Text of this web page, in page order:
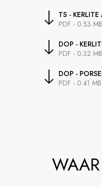
TS -
PDF - 0.53 MB
DOP -
PDF - 0.32 MB
DOP -
PDF - 0.41 MB